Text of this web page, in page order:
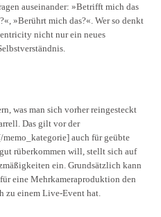
auseinander: »Betrifft mich das
»Berührt mich das?«. Wer so denkt
nicht nur ein neues
was man sich vorher reingesteckt
Das gilt vor der
auch für geübte
rüberkommen will, stellt sich auf
ein. Grundsätzlich kann
eine Mehrkameraproduktion den
zu einem Live-Event hat.